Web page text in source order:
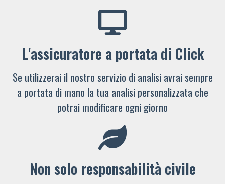
L'assicuratore a portata di Click
Se utilizzerai il nostro servizio di analisi avrai sempre
a portata di mano la tua analisi personalizzata che
potrai modificare ogni giorno
Non solo responsabilità civile